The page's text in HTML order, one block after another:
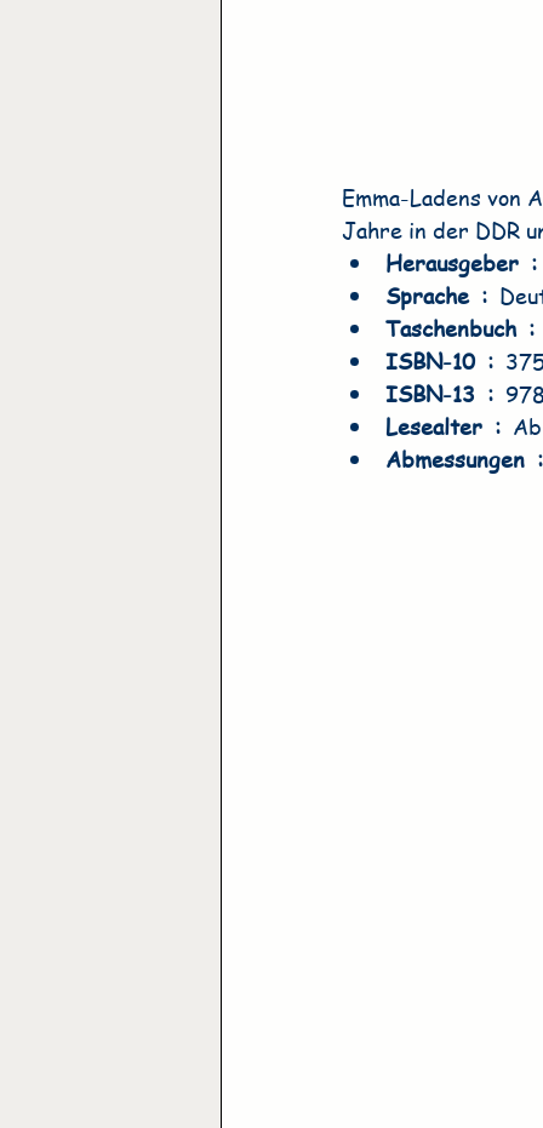
Emma-Ladens von
Jahre in der DDR
Sprache ‏ : ‎
ISBN-10 ‏ : ‎
ISBN-13 ‏ : ‎
Lesealter ‏ : ‎